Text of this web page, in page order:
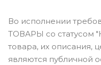
Во исполнении
ТОВАРЫ со статусом
товара, их описания,
являются публичной